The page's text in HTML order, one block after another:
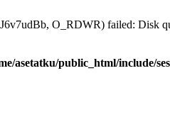
O_RDWR) failed: Disk
asetatku/public_html/include/